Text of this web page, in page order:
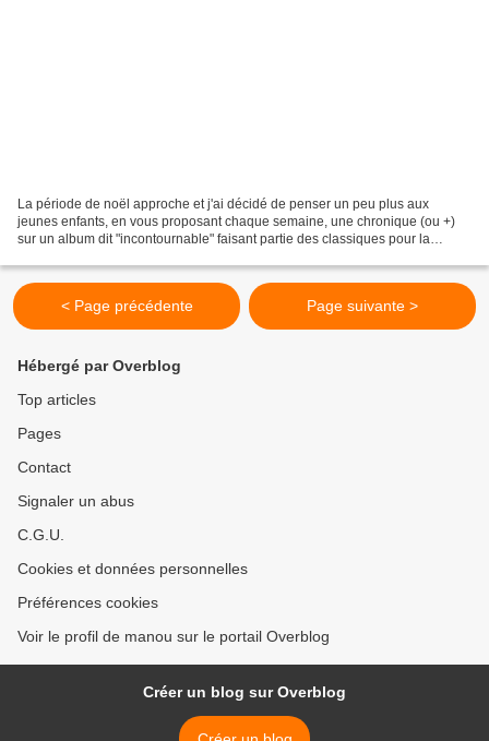
La période de noël approche et j'ai décidé de penser un peu plus aux
jeunes enfants, en vous proposant chaque semaine, une chronique (ou +)
sur un album dit "incontournable" faisant partie des classiques pour la
< Page précédente Page suivante >
Hébergé par Overblog
Top articles
Pages
Contact
Signaler un abus
C.G.U.
Cookies et données personnelles
Préférences cookies
Voir le profil de manou sur le portail Overblog
Créer un blog sur Overblog